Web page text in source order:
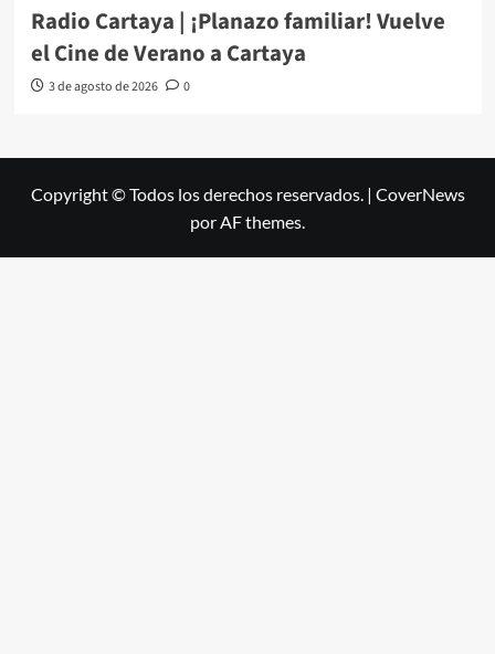
Radio Cartaya | ¡Planazo familiar! Vuelve
el Cine de Verano a Cartaya
3 de agosto de 2026 0
Copyright © Todos los derechos reservados. | CoverNews
por AF themes.